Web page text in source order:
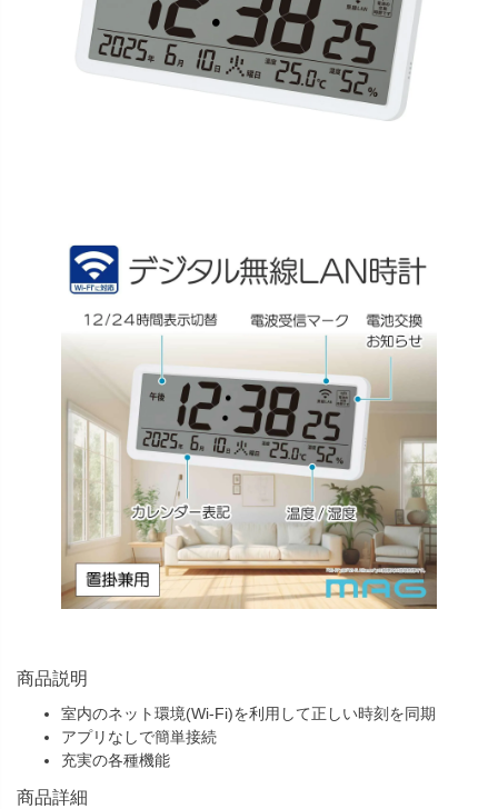
商品説明
室内のネット環境(Wi-Fi)を利用して正しい時刻を同期
アプリなしで簡単接続
充実の各種機能
商品詳細